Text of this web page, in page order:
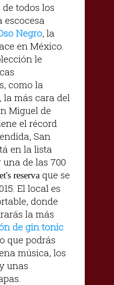
todos los
escocesa
Negro, la
en México.
le
como la
, la más cara del
Miguel de
el récord
San
en la lista
de las 700
reserva que se
El local es
donde
la más
de gin tonic
que podrás
música, los
unas